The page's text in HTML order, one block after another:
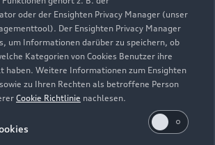
oder der Ensighten Privacy Manager (unser
Der Ensighten Privacy Manager
um Informationen darüber zu speichern, ob
Kategorien von Cookies Benutzer ihre
haben. Weitere Informationen zum Ensighten
zu Ihren Rechten als betroffene Person
Cookie Richtlinie nachlesen.
Zurück nach oben